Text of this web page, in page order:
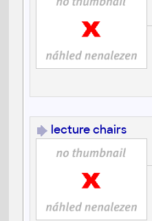
lecture chairs